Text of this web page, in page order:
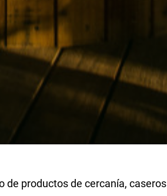
de productos de cercanía, caseros